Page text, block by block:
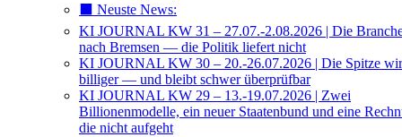
⬛️ Neuste News:
KI JOURNAL KW 31 – 27.07.-2.08.2026 | Die
nach Bremsen — die Politik liefert nicht
KI JOURNAL KW 30 – 20.-26.07.2026 | Die Spitze
billiger — und bleibt schwer überprüfbar
KI JOURNAL KW 29 – 13.-19.07.2026 | Zwei
Billionenmodelle, ein neuer Staatenbund und eine
die nicht aufgeht